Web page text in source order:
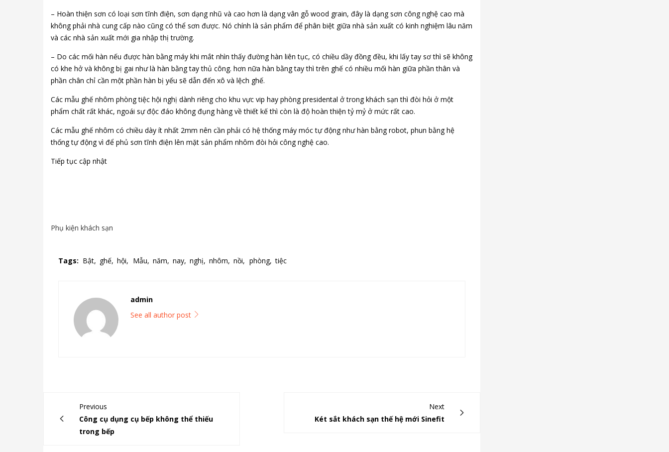
– Hoàn thiện sơn có loại sơn tĩnh điện, sơn dạng nhũ và cao hơn là dạng vân gỗ wood grain, đây là dạng sơn công nghệ cao mà
không phải nhà cung cấp nào cũng có thể sơn được. Nó chính là sản phẩm để phân biệt giữa nhà sản xuất có kinh nghiệm lâu năm
và các nhà sản xuất mới gia nhập thị trường.
– Do các mối hàn nếu được hàn bằng máy khi mắt nhìn thấy đường hàn liên tục, có chiều dầy đồng đều, khi lấy tay sơ thì sẽ không
có khe hở và không bị gai như là hàn bằng tay thủ công. hơn nữa hàn bằng tay thì trên ghế có nhiều mối hàn giữa phần thân và
phần chân chỉ cần một phần hàn bị yếu sẽ dẫn đến xô và lệch ghế.
Các mẫu ghế nhôm phòng tiệc hội nghị dành riêng cho khu vực vip hay phòng presidental ở trong khách sạn thì đòi hỏi ở một
phẩm chất rất khác, ngoái sự độc đáo không đụng hàng về thiết kế thì còn là độ hoàn thiện tỷ mỷ ở mức rất cao.
Các mẫu ghế nhôm có chiều dày ít nhất 2mm nên cần phải có hệ thống máy móc tự động như hàn bằng robot, phun bằng hệ
thống tự động vì để phủ sơn tĩnh điện lên mặt sản phẩm nhôm đòi hỏi công nghệ cao.
Tiếp tục cập nhật
Phụ kiện khách sạn
Tags: Bật, ghế, hội, Mẫu, năm, nay, nghị, nhôm, nồi, phòng, tiệc
admin
See all author post
Previous
Công cụ dụng cụ bếp không thể thiếu
trong bếp
Next
Két sắt khách sạn thế hệ mới Sinefit